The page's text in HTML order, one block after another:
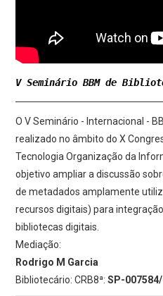
V Seminário BBM de
O V Seminário - Internacional -
realizado no âmbito do X
Tecnologia Organização da
objetivo ampliar a discussão
de metadados amplamente
recursos digitais) para
bibliotecas digitais.
Mediação:
Rodrigo M Garcia
Bibliotecário: CRB8ª:SP-007584/